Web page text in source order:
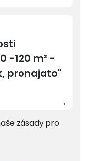
zásady pro